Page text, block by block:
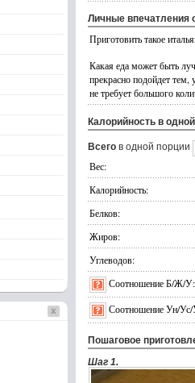
Личные впечатления
Приготовить такое
Какая еда может быть
прекрасно подойдет
не требует большого
Калорийность в
Всего в одной порции
Вес:
Калорийность:
Белков:
Жиров:
Углеводов:
Соотношение Б/Ж/У:
Соотношение Ун/
Пошаговое
Шаг 1.